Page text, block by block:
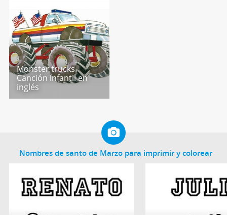
Monster trucks.
Canción infantil en
inglés
Nombres de santo de Marzo para imprimir y colorear